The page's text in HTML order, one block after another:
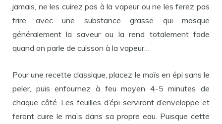
jamais, ne les cuirez pas à la vapeur ou ne les ferez pas
frire avec une substance grasse qui masque
généralement la saveur ou la rend totalement fade
quand on parle de cuisson à la vapeur…
Pour une recette classique, placez le maïs en épi sans le
peler, puis enfournez à feu moyen 4-5 minutes de
chaque côté. Les feuilles d’épi serviront d’enveloppe et
feront cuire le maïs dans sa propre eau. Puisque cette